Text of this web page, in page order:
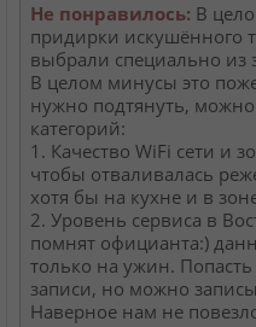
Не понравилось: В
придирки искушённого
выбрали специально из
В целом минусы это
нужно подтянуть,
категорий:
1. Качество WiFi сети и
чтобы отваливалась
хотя бы на кухне и в
2. Уровень сервиса в
помнят официанта:)
только на ужин.
записи, но можно
Наверное нам не